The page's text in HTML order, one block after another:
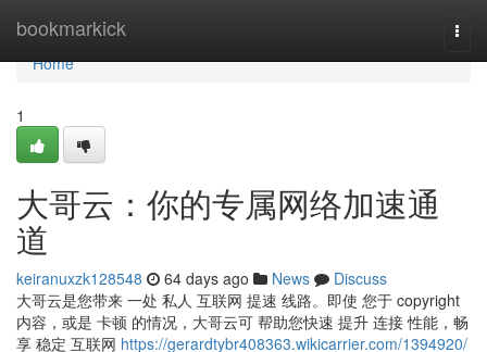
bookmarkick
Home
Home
1
大哥云：你的专属网络加速通
道
keiranuxzk128548 64 days ago News
Discuss
大哥云是您带来 一处 私人 互联网 提速 线路。即使 您于 copyright
内容，或是 卡顿 的情况，大哥云可 帮助您快速 提升 连接 性能，畅
享 稳定 互联网 https://gerardtybr408363.wikicarrier.com/1394920/